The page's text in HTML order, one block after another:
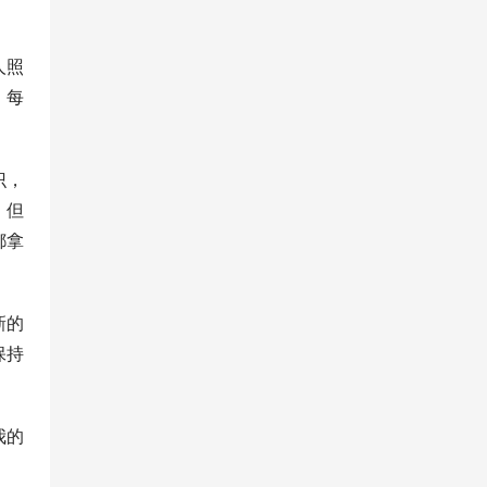
照
每
但
拿
的
持
的